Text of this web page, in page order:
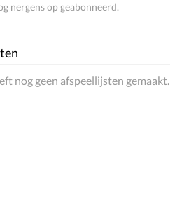
nergens op geabonneerd.
nog geen afspeellijsten gemaakt.